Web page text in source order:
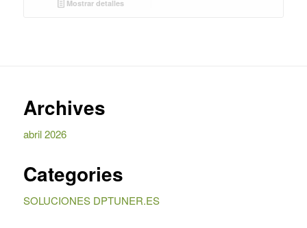
Mostrar detalles
Archives
abril 2026
Categories
SOLUCIONES DPTUNER.ES